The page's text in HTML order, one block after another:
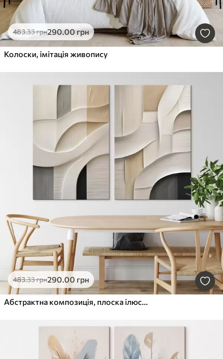
483.33грн290.00грн
Колоски, імітація живопису
483.33грн290.00 грн
Абстрактна композиція, плоска ілюстрація